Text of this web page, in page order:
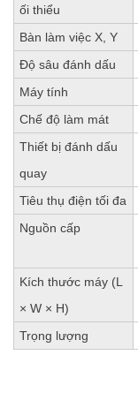
ối thiểu
Bàn làm việc X, Y
Độ sâu đánh dấu
Máy tính
Chế độ làm mát
Thiết bị đánh dấu
quay
Tiêu thụ điện tối đa
Nguồn cấp
Kích thước máy (L
× W × H)
Trọng lượng